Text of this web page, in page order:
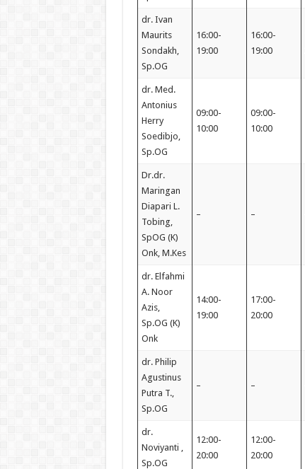
dr. Ivan
Maurits
Sondakh,
Sp.OG
16:00-
19:00
16:00-
19:00
dr. Med.
Antonius
Herry
Soedibjo,
Sp.OG
09:00-
10:00
09:00-
10:00
Dr.dr.
Maringan
Diapari L.
Tobing,
SpOG (K)
Onk, M.Kes
– –
dr. Elfahmi
A. Noor
Azis,
Sp.OG (K)
Onk
14:00-
19:00
17:00-
20:00
dr. Philip
Agustinus
Putra T.,
Sp.OG
– –
dr.
Noviyanti ,
Sp.OG
12:00-
20:00
12:00-
20:00